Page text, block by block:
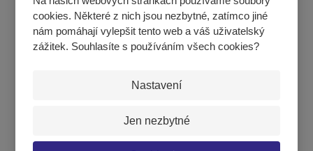
cookies. Některé z nich jsou nezbytné, zatímco jiné
nám pomáhají vylepšit tento web a váš uživatelský
zážitek. Souhlasíte s používáním všech cookies?
Nastavení
Jen nezbytné